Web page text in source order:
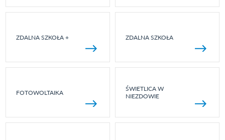
ZDALNA SZKOŁA + ZDALNA SZKOŁA
FOTOWOLTAIKA
ŚWIETLICA W
NIEZDOWIE